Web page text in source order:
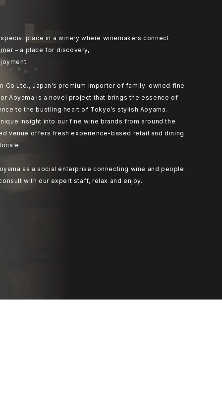
place in a winery where winemakers connect
– a place for discovery,
Co Ltd., Japan’s premium importer of family-owned fine
Aoyama is a novel project that brings the essence of
to the bustling heart of Tokyo’s stylish Aoyama.
insight into our fine wine brands from around the
venue offers fresh experience-based retail and dining
as a social enterprise connecting wine and people.
with our expert staff, relax and enjoy.